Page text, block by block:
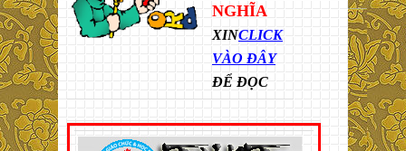
NGHĨA
XINCLICK
VÀO ĐÂY
ĐỂ ĐỌC